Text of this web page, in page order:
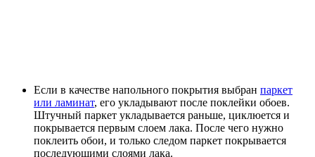
Если в качестве напольного покрытия выбран паркет
или ламинат, его укладывают после поклейки обоев.
Штучный паркет укладывается раньше, циклюется и
покрывается первым слоем лака. После чего нужно
поклеить обои, и только следом паркет покрывается
последующими слоями лака.